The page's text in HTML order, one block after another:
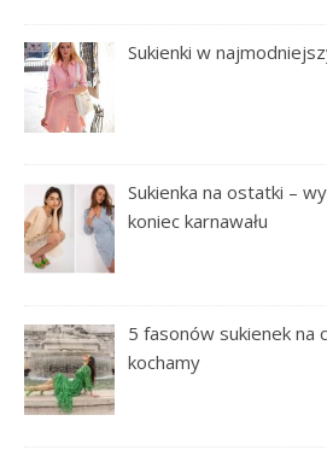
Sukienki w
Sukienka na ostatki –
koniec karnawału
5 fasonów sukienek na
kochamy